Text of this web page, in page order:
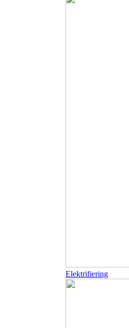
Elektrifiering